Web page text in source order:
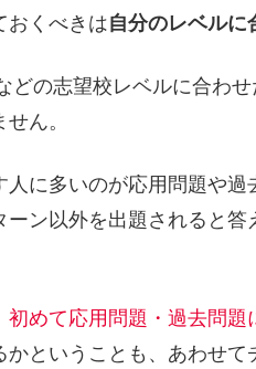
おくべきは自分のレベルに
どの志望校レベルに合わ
ん。
人に多いのが応用問題や
ーン以外を出題されると
初めて応用問題・過去問題
ということも、あわせて